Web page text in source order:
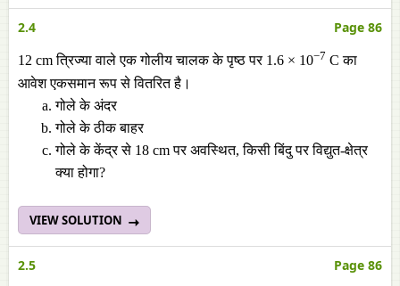
2.4 Page 86
12 cm त्रिज्या वाले एक गोलीय चालक के पृष्ठ पर 1.6 × 10−7 C का
आवेश एकसमान रूप से वितरित है।
गोले के अंदर
गोले के ठीक बाहर
गोले के केंद्र से 18 cm पर अवस्थित, किसी बिंदु पर विद्युत-क्षेत्र
क्या होगा?
VIEW SOLUTION
2.5 Page 86